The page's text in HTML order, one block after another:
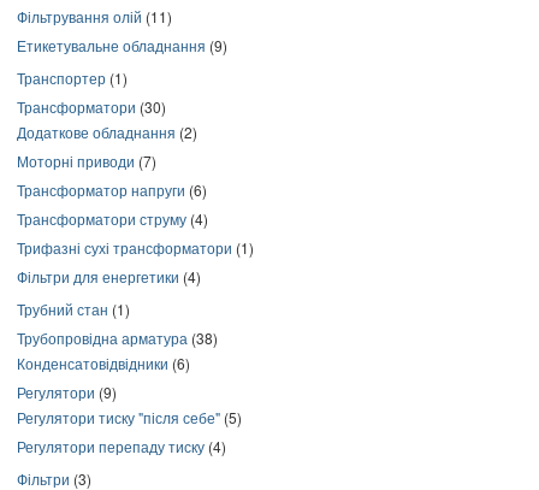
Фільтрування олій (11)
Етикетувальне обладнання (9)
Транспортер (1)
Трансформатори (30)
Додаткове обладнання (2)
Моторні приводи (7)
Трансформатор напруги (6)
Трансформатори струму (4)
Трифазні сухі трансформатори (1)
Фільтри для енергетики (4)
Трубний стан (1)
Трубопровідна арматура (38)
Конденсатовідвідники (6)
Регулятори (9)
Регулятори тиску "після себе" (5)
Регулятори перепаду тиску (4)
Фільтри (3)